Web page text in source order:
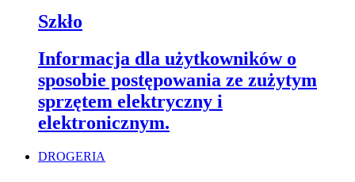
Szkło
Informacja dla użytkowników o
sposobie postępowania ze zużytym
sprzętem elektryczny i
elektronicznym.
DROGERIA